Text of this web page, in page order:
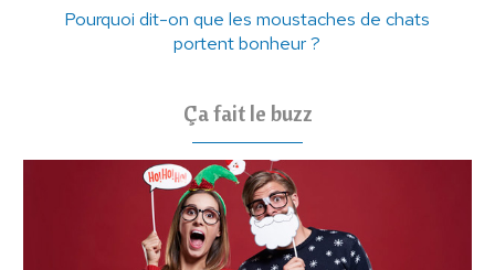
Pourquoi dit-on que les moustaches de chats
portent bonheur ?
Ça fait le buzz